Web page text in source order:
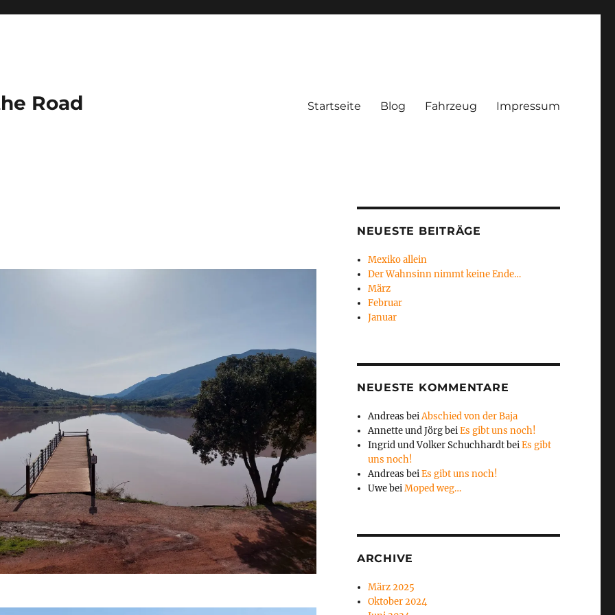
Road Startseite Blog Fahrzeug Impressum
NEUESTE BEITRÄGE
Mexiko allein
Der Wahnsinn nimmt keine Ende…
März
Februar
Januar
NEUESTE KOMMENTARE
Andreas beiAbschied von der Baja
Annette und JörgbeiEs gibt uns noch!
Ingrid und Volker SchuchhardtbeiEs gibt
uns noch!
Andreas beiEs gibt uns noch!
UwebeiMoped weg…
ARCHIVE
März 2025
Oktober 2024